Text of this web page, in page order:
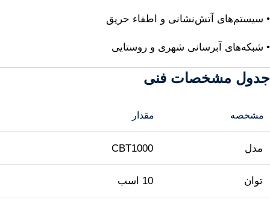
• سیستم‌های آتش‌نشانی و اطفاء حریق
• شبکه‌های آبرسانی شهری و روستایی
جدول مشخصات فنی
مشخصه مقدار
مدل CBT1000
توان 10 اسب